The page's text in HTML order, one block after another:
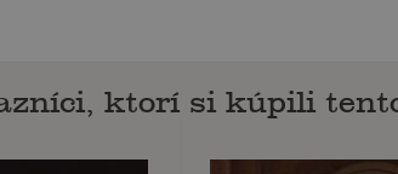
ktorí si kúpili